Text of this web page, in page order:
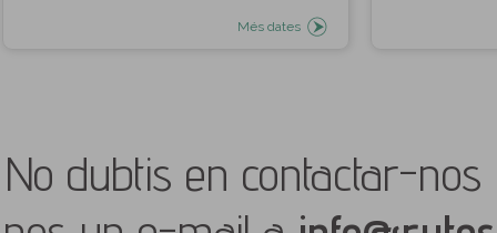
Més dates
No dubtis en contactar-